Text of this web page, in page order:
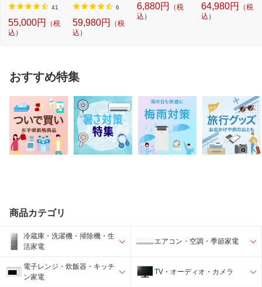
41
55,000円
（税
込）
6
59,980円
（税
込）
6,880円
（税
込）
64,980円
（税
込）
おすすめ特集
商品カテゴリ
冷蔵庫・洗濯機・掃除機・生
活家電
エアコン・空調・季節家電
電子レンジ・炊飯器・キッチ
ン家電
TV・オーディオ・カメラ